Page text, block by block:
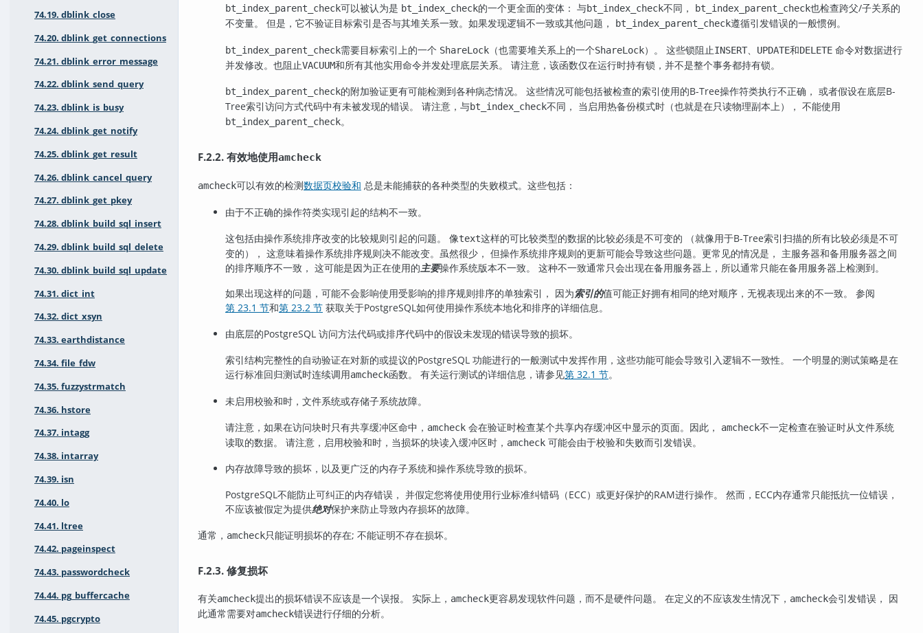
74.19. dblink_close
74.20. dblink_get_connections
74.21. dblink_error_message
74.22. dblink_send_query
74.23. dblink_is_busy
74.24. dblink_get_notify
74.25. dblink_get_result
74.26. dblink_cancel_query
74.27. dblink_get_pkey
74.28. dblink_build_sql_insert
74.29. dblink_build_sql_delete
74.30. dblink_build_sql_update
74.31. dict_int
74.32. dict_xsyn
74.33. earthdistance
74.34. file_fdw
74.35. fuzzystrmatch
74.36. hstore
74.37. intagg
74.38. intarray
74.39. isn
74.40. lo
74.41. ltree
74.42. pageinspect
74.43. passwordcheck
74.44. pg_buffercache
74.45. pgcrypto
bt_index_parent_check可以被认为是 bt_index_check的一个更全面的变体： 与bt_index_check不同， bt_index_parent_check也检查跨父/子关系的
不变量。 但是，它不验证目标索引是否与其堆关系一致。如果发现逻辑不一致或其他问题，
bt_index_parent_check遵循引发错误的一般惯例。
bt_index_parent_check需要目标索引上的一个 ShareLock （也需要堆关系上的一个ShareLock）。 这些锁阻止INSERT UPDATE和DELETE 命令对数据进行
并发修改。也阻止VACUUM和所有其他实用命令并发处理底层关系。 请注意，该函数仅在运行时持有锁，并不是整个事务都持有锁。
bt_index_parent_check的附加验证更有可能检测到各种病态情况。 这些情况可能包括被检查的索引使用的B-Tree操作符类执行不正确， 或者假设在底层B-
Tree索引访问方式代码中有未被发现的错误。 请注意，与bt_index_check不同， 当启用热备份模式时（也就是在只读物理副本上）， 不能使用
bt_index_parent_check。
F.2.2. 有效地使用amcheck
amcheck可以有效的检测数据页校验和 总是未能捕获的各种类型的失败模式。这些包括：
由于不正确的操作符类实现引起的结构不一致。
这包括由操作系统排序改变的比较规则引起的问题。 像text这样的可比较类型的数据的比较必须是不可变的 （就像用于B-Tree索引扫描的所有比较必须是不可
变的）， 这意味着操作系统排序规则决不能改变。虽然很少， 但操作系统排序规则的更新可能会导致这些问题。更常见的情况是， 主服务器和备用服务器之间
的排序顺序不一致， 这可能是因为正在使用的主要操作系统版本不一致。 这种不一致通常只会出现在备用服务器上，所以通常只能在备用服务器上检测到。
如果出现这样的问题，可能不会影响使用受影响的排序规则排序的单独索引， 因为索引的值可能正好拥有相同的绝对顺序，无视表现出来的不一致。 参阅
第 23.1 节和第 23.2 节 获取关于PostgreSQL如何使用操作系统本地化和排序的详细信息。
由底层的PostgreSQL 访问方法代码或排序代码中的假设未发现的错误导致的损坏。
索引结构完整性的自动验证在对新的或提议的PostgreSQL 功能进行的一般测试中发挥作用，这些功能可能会导致引入逻辑不一致性。 一个明显的测试策略是在
运行标准回归测试时连续调用amcheck函数。 有关运行测试的详细信息，请参见第 32.1 节。
未启用校验和时，文件系统或存储子系统故障。
请注意，如果在访问块时只有共享缓冲区命中， amcheck 会在验证时检查某个共享内存缓冲区中显示的页面。因此， amcheck不一定检查在验证时从文件系统
读取的数据。 请注意，启用校验和时，当损坏的块读入缓冲区时， amcheck 可能会由于校验和失败而引发错误。
内存故障导致的损坏，以及更广泛的内存子系统和操作系统导致的损坏。
PostgreSQL不能防止可纠正的内存错误， 并假定您将使用使用行业标准纠错码（ECC）或更好保护的RAM进行操作。 然而，ECC内存通常只能抵抗一位错误，
不应该被假定为提供绝对保护来防止导致内存损坏的故障。
通常， amcheck只能证明损坏的存在; 不能证明不存在损坏。
F.2.3. 修复损坏
有关amcheck提出的损坏错误不应该是一个误报。 实际上， amcheck更容易发现软件问题，而不是硬件问题。 在定义的不应该发生情况下， amcheck会引发错误， 因
此通常需要对amcheck错误进行仔细的分析。